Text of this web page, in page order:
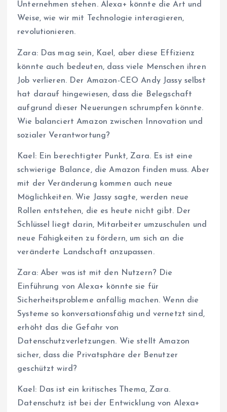
Unternehmen stehen. Alexa+ könnte die Art und
Weise, wie wir mit Technologie interagieren,
revolutionieren.
Zara: Das mag sein, Kael, aber diese Effizienz
könnte auch bedeuten, dass viele Menschen ihren
Job verlieren. Der Amazon-CEO Andy Jassy selbst
hat darauf hingewiesen, dass die Belegschaft
aufgrund dieser Neuerungen schrumpfen könnte.
Wie balanciert Amazon zwischen Innovation und
sozialer Verantwortung?
Kael: Ein berechtigter Punkt, Zara. Es ist eine
schwierige Balance, die Amazon finden muss. Aber
mit der Veränderung kommen auch neue
Möglichkeiten. Wie Jassy sagte, werden neue
Rollen entstehen, die es heute nicht gibt. Der
Schlüssel liegt darin, Mitarbeiter umzuschulen und
neue Fähigkeiten zu fördern, um sich an die
veränderte Landschaft anzupassen.
Zara: Aber was ist mit den Nutzern? Die
Einführung von Alexa+ könnte sie für
Sicherheitsprobleme anfällig machen. Wenn die
Systeme so konversationsfähig und vernetzt sind,
erhöht das die Gefahr von
Datenschutzverletzungen. Wie stellt Amazon
sicher, dass die Privatsphäre der Benutzer
geschützt wird?
Kael: Das ist ein kritisches Thema, Zara.
Datenschutz ist bei der Entwicklung von Alexa+